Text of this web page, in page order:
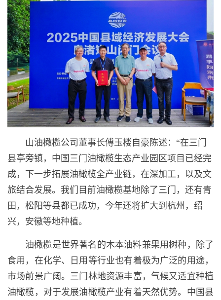
山油橄榄公司董事长傅玉楼自豪陈述：“在三门
县亭旁镇，中国三门油橄榄生态产业园区项目已经完
成，下一步拓展油橄榄全产业链，在深加工，以及文
旅结合发展。我们目前油橄榄基地除了三门，还有青
田，松阳等县都已成功，今年还将扩大到杭州，绍
兴，安徽等地种植。
油橄榄是世界著名的木本油料兼果用树种，除了
食用，在化学、日用等行业也有着极为广泛的用途，
市场前景广阔。三门林地资源丰富，气候又适宜种植
油橄榄，对于发展油橄榄产业有着天然优势。中国县